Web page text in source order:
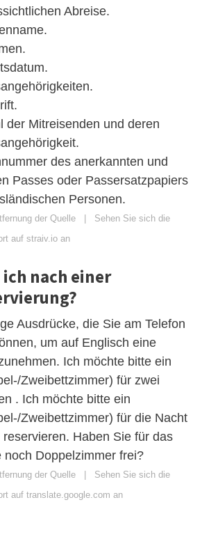
Abreise.
der Mitreisenden und deren
des anerkannten und
Passes oder Passersatzpapiers
Personen.
der Quelle | Sehen Sie sich die
auf straiv.io an
nach einer
Ausdrücke, die Sie am Telefon
um auf Englisch eine
Ich möchte bitte ein
Zweibettzimmer) für zwei
. Ich möchte bitte ein
Zweibettzimmer) für die Nacht
Haben Sie für das
noch Doppelzimmer frei?
der Quelle | Sehen Sie sich die
auf translate.google.com an